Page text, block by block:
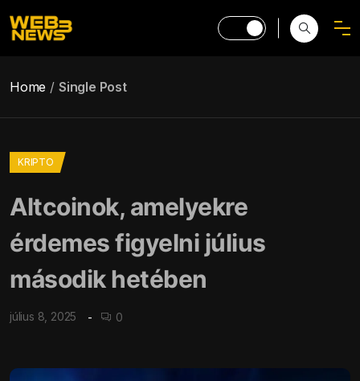
Home Single Post
KRIPTO
Altcoinok, amelyekre
érdemes figyelni július
második hetében
július 8, 2025 0